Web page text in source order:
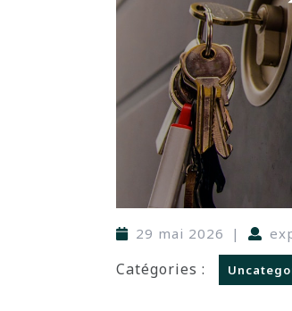
29 mai 2026 |
Catégories :